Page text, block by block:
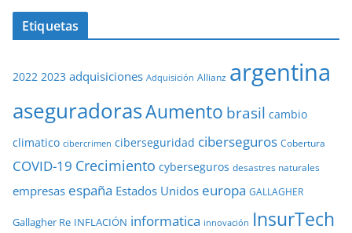
Etiquetas
2022 2023 adquisiciones Adquisición Allianz argentina
aseguradorasAumento brasil cambio
climatico cibercrimen ciberseguridad ciberseguros Cobertura
COVID-19 Crecimiento cyberseguros desastres naturales
empresas españa Estados Unidos europa GALLAGHER
Gallagher Re INFLACIÓN informatica innovación InsurTech